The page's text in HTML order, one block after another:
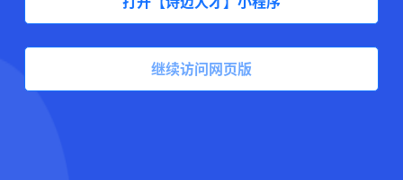
继续访问网页版